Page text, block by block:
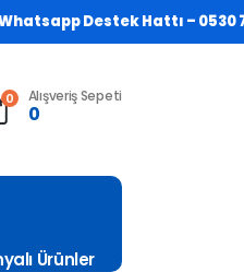
Destek Hattı – 0530 773
0 Alışveriş Sepeti
0
Ürünler